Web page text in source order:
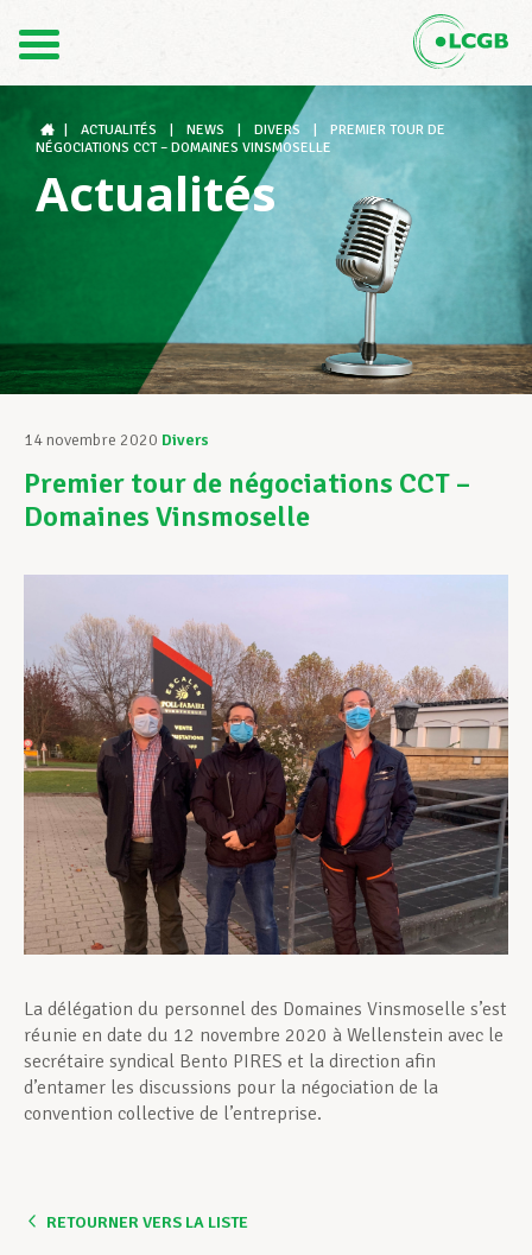
DE
Le LCGB
Structures syndicales
Assistance au Travail
Vos droits
Développement professionnel
Devenir Membre
Actualités
ACTUALITÉS NEWS DIVERS
PREMIER TOUR DE
NÉGOCIATIONS CCT – DOMAINES VINSMOSELLE
Actualités
14 novembre 2020 Divers
Premier tour de négociations CCT –
Domaines Vinsmoselle
La délégation du personnel des Domaines Vinsmoselle s’est
réunie en date du 12 novembre 2020 à Wellenstein avec le
secrétaire syndical Bento PIRES et la direction afin
d’entamer les discussions pour la négociation de la
convention collective de l’entreprise.
RETOURNER VERS LA LISTE